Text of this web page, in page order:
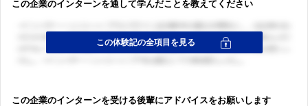
この企業のインターンを通して学んだことを教えてください
この企業のインターンを受ける後輩にアドバイスをお願いします